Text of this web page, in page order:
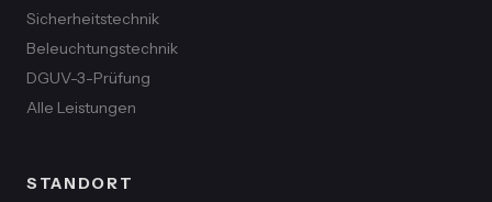
Sicherheitstechnik
Beleuchtungstechnik
DGUV-3-Prüfung
Alle Leistungen
STANDORT